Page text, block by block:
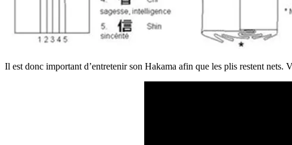
Il est donc important d’entretenir son Hakama afin que les plis restent